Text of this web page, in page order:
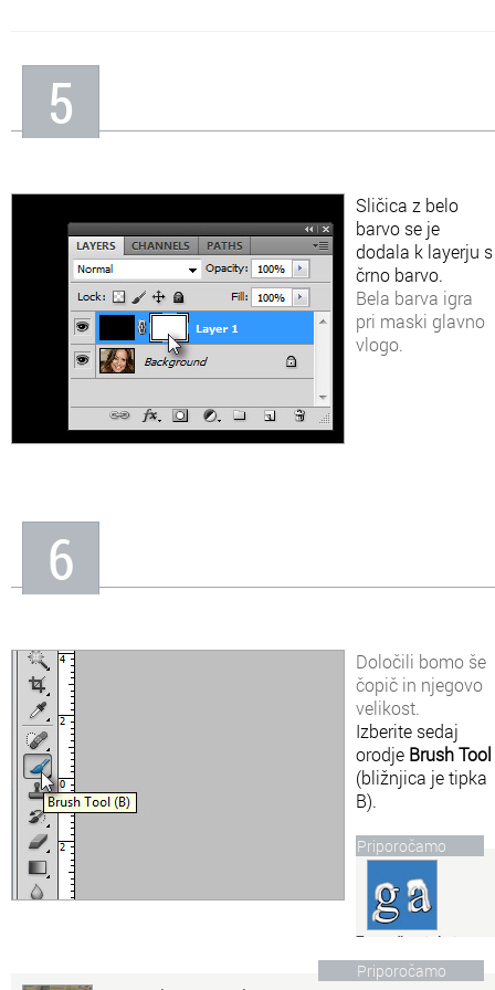
5
Sličica z belo
barvo se je
dodala k layerju s
črno barvo.
Bela barva igra
pri maski glavno
vlogo.
6
Določili bomo še
čopič in njegovo
velikost.
Izberite sedaj
orodje Brush Tool
(bližnjica je tipka
B).
Priporočamo
Zasnežen tekst
Dodajte logotipu ali
tekstu malce snega in
Priporočamo